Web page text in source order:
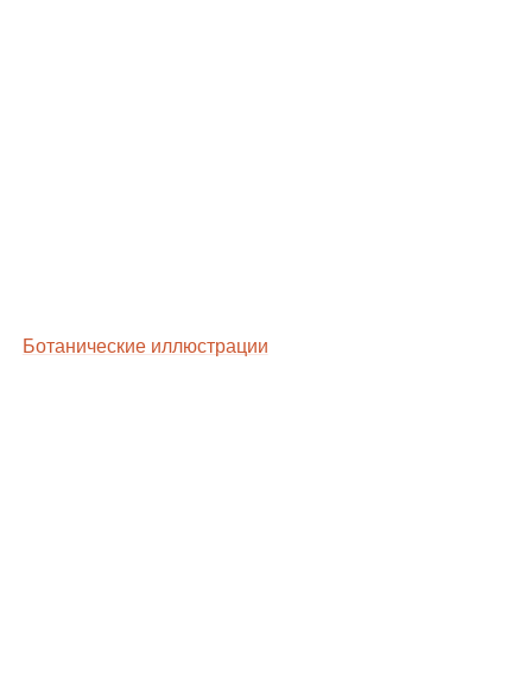
Ботанические иллюстрации